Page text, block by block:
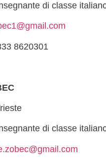
di classe
8620301
di classe